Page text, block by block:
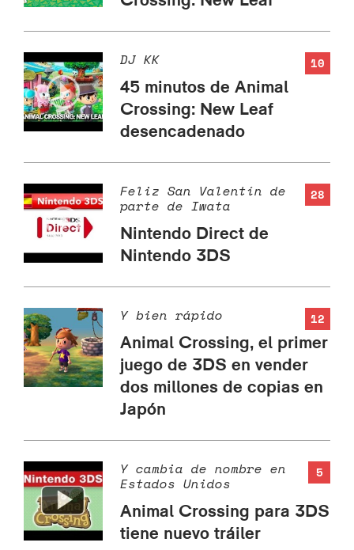
10
DJ KK
45 minutos de Animal
Crossing: New Leaf
desencadenado
28
Feliz San Valentín de
parte de Iwata
Nintendo Direct de
Nintendo 3DS
12
Y bien rápido
Animal Crossing, el primer
juego de 3DS en vender
dos millones de copias en
Japón
5
Y cambia de nombre en
Estados Unidos
Animal Crossing para 3DS
tiene nuevo tráiler